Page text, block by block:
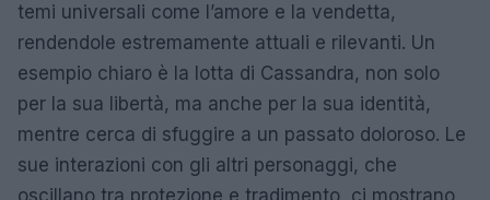
temi universali come l’amore e la vendetta,
rendendole estremamente attuali e rilevanti. Un
esempio chiaro è la lotta di Cassandra, non solo
per la sua libertà, ma anche per la sua identità,
mentre cerca di sfuggire a un passato doloroso. Le
sue interazioni con gli altri personaggi, che
oscillano tra protezione e tradimento, ci mostrano